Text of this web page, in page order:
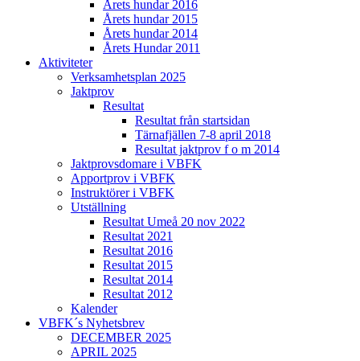
Årets hundar 2016
Årets hundar 2015
Årets hundar 2014
Årets Hundar 2011
Aktiviteter
Verksamhetsplan 2025
Jaktprov
Resultat
Resultat från startsidan
Tärnafjällen 7-8 april 2018
Resultat jaktprov f o m 2014
Jaktprovsdomare i VBFK
Apportprov i VBFK
Instruktörer i VBFK
Utställning
Resultat Umeå 20 nov 2022
Resultat 2021
Resultat 2016
Resultat 2015
Resultat 2014
Resultat 2012
Kalender
VBFK´s Nyhetsbrev
DECEMBER 2025
APRIL 2025